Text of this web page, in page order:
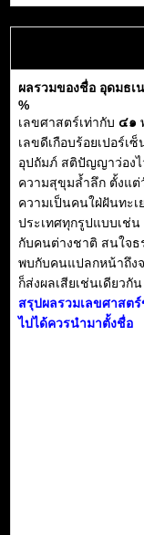
ผลรวมของชื่อ อุดมธ
%
เลขศาสตร์เท่ากับ ๔๑
เลขดีเกือบร้อยเปอร์เ
อุปถัมภ์ สติปัญญาว่องไ
ความสุขุมล้ำลึก ตั้งแต่
ความเป็นคนใฝ่ฝันทะเ
ประเทศทุกรูปแบบเช่น
กับคนต่างชาติ สนใจ
พบกับคนแปลกหน้าถึง
ก็ส่งผลเสียเช่นเดียวกั
สรุปผลรวมเลขศาสต
ไปได้ควรนำมาตั้งชื่อ